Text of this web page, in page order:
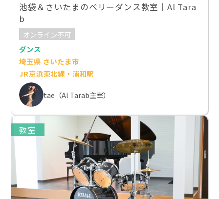
池袋＆さいたまのベリーダンス教室｜Al Tara
b
オンライン不可
ダンス
埼玉県 さいたま市
JR京浜東北線・浦和駅
tae（Al Tarab主宰）
教室